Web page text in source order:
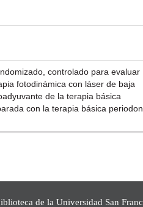
controlado para evaluar
fotodinámica con láser de baja
de la terapia básica
con la terapia básica
de la Universidad San